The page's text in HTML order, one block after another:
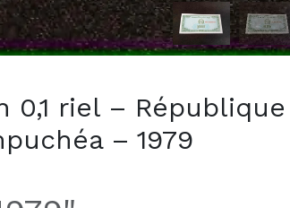
0,1 riel – République
– 1979